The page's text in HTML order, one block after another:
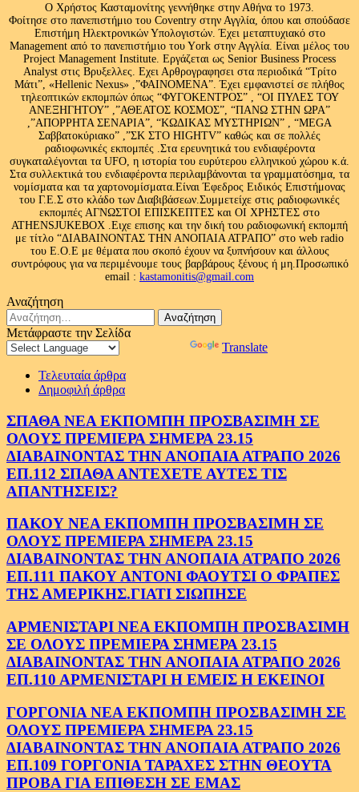
Ο Χρήστος Κασταμονίτης γεννήθηκε στην Αθήνα το 1973.
Φοίτησε στο πανεπιστήμιο του Coventry στην Αγγλία, όπου και σπούδασε
Επιστήμη Ηλεκτρονικών Υπολογιστών. Έχει μεταπτυχιακό στο
Management από το πανεπιστήμιο του Υork στην Αγγλία. Είναι μέλος του
Project Management Institute. Εργάζεται ως Senior Business Process
Analyst στις Βρυξελλες. Εχει Αρθρογραφησει στα περιοδικά “Τρίτο
Μάτι”, «Hellenic Nexus» ,”ΦΑΙΝΟΜΕΝΑ”. Έχει εμφανιστεί σε πλήθος
τηλεοπτικών εκπομπών όπως “ΦΥΓΟΚΕΝΤΡΟΣ” , “ΟΙ ΠΥΛΕΣ ΤΟΥ
ΑΝΕΞΗΓΗΤΟΥ” ,”ΑΘΕΑΤΟΣ ΚΟΣΜΟΣ”, “ΠΑΝΩ ΣΤΗΝ ΩΡΑ”
,”ΑΠΟΡΡΗΤΑ ΣΕΝΑΡΙΑ”, “ΚΩΔΙΚΑΣ ΜΥΣΤΗΡΙΩΝ” , “MEGA
Σαββατοκύριακο” ,”ΣΚ ΣΤΟ HIGHTV” καθώς και σε πολλές
ραδιοφωνικές εκπομπές .Στα ερευνητικά του ενδιαφέροντα
συγκαταλέγονται τα UFO, η ιστορία του ευρύτερου ελληνικού χώρου κ.ά.
Στα συλλεκτικά του ενδιαφέροντα περιλαμβάνονται τα γραμματόσημα, τα
νομίσματα και τα χαρτονομίσματα.Είναι Έφεδρος Ειδικός Επιστήμονας
του Γ.Ε.Σ στο κλάδο των Διαβιβάσεων.Συμμετείχε στις ραδιοφωνικές
εκπομπές ΑΓΝΩΣΤΟΙ ΕΠΙΣΚΕΠΤΕΣ και ΟΙ ΧΡΗΣΤΕΣ στο
ATHENSJUKEBOX .Ειχε επισης και την δική του ραδιοφωνική εκπομπή
με τίτλο “ΔΙΑΒΑΙΝΟΝΤΑΣ ΤΗΝ ΑΝΟΠΑΙΑ ΑΤΡΑΠΟ” στο web radio
του Ε.Ο.Ε με θέματα που σκοπό έχουν να ξυπνήσουν και άλλους
συντρόφους για να περιμένουμε τους βαρβάρους ξένους ή μη.Προσωπικό
email : kastamonitis@gmail.com
Αναζήτηση
Αναζήτηση
για:
Μετάφραστε την Σελίδα
Translate
Τελευταία άρθρα
Δημοφιλή άρθρα
ΣΠΑΘΑ ΝΕΑ ΕΚΠΟΜΠΗ ΠΡΟΣΒΑΣΙΜΗ ΣΕ
ΟΛΟΥΣ ΠΡΕΜΙΕΡΑ ΣΗΜΕΡΑ 23.15
ΔΙΑΒΑΙΝΟΝΤΑΣ ΤΗΝ ΑΝΟΠΑΙΑ ΑΤΡΑΠΟ 2026
ΕΠ.112 ΣΠΑΘΑ ΑΝΤΕΧΕΤΕ ΑΥΤΕΣ ΤΙΣ
ΑΠΑΝΤΗΣΕΙΣ?
ΠΑΚΟΥ ΝΕΑ ΕΚΠΟΜΠΗ ΠΡΟΣΒΑΣΙΜΗ ΣΕ
ΟΛΟΥΣ ΠΡΕΜΙΕΡΑ ΣΗΜΕΡΑ 23.15
ΔΙΑΒΑΙΝΟΝΤΑΣ ΤΗΝ ΑΝΟΠΑΙΑ ΑΤΡΑΠΟ 2026
ΕΠ.111 ΠΑΚΟΥ ΑΝΤΟΝΙ ΦΑΟΥΤΣΙ Ο ΦΡΑΠΕΣ
ΤΗΣ ΑΜΕΡΙΚΗΣ.ΓΙΑΤΙ ΣΙΩΠΗΣΕ
ΑΡΜΕΝΙΣΤΑΡΙ ΝΕΑ ΕΚΠΟΜΠΗ ΠΡΟΣΒΑΣΙΜΗ
ΣΕ ΟΛΟΥΣ ΠΡΕΜΙΕΡΑ ΣΗΜΕΡΑ 23.15
ΔΙΑΒΑΙΝΟΝΤΑΣ ΤΗΝ ΑΝΟΠΑΙΑ ΑΤΡΑΠΟ 2026
ΕΠ.110 ΑΡΜΕΝΙΣΤΑΡΙ Η ΕΜΕΙΣ Η ΕΚΕΙΝΟΙ
ΓΟΡΓΟΝΙΑ ΝΕΑ ΕΚΠΟΜΠΗ ΠΡΟΣΒΑΣΙΜΗ ΣΕ
ΟΛΟΥΣ ΠΡΕΜΙΕΡΑ ΣΗΜΕΡΑ 23.15
ΔΙΑΒΑΙΝΟΝΤΑΣ ΤΗΝ ΑΝΟΠΑΙΑ ΑΤΡΑΠΟ 2026
ΕΠ.109 ΓΟΡΓΟΝΙΑ ΤΑΡΑΧΕΣ ΣΤΗΝ ΘΕΟΥΤΑ
ΠΡΟΒΑ ΓΙΑ ΕΠΙΘΕΣΗ ΣΕ ΕΜΑΣ